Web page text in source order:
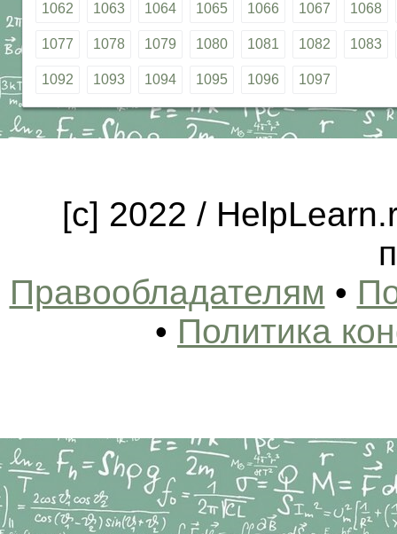
1062 1063 1064 1065 1066 1067 1068
1077 1078 1079 1080 1081 1082 1083
1092 1093 1094 1095 1096 1097
[c] 2022 /
Правообладателям •
• Политика